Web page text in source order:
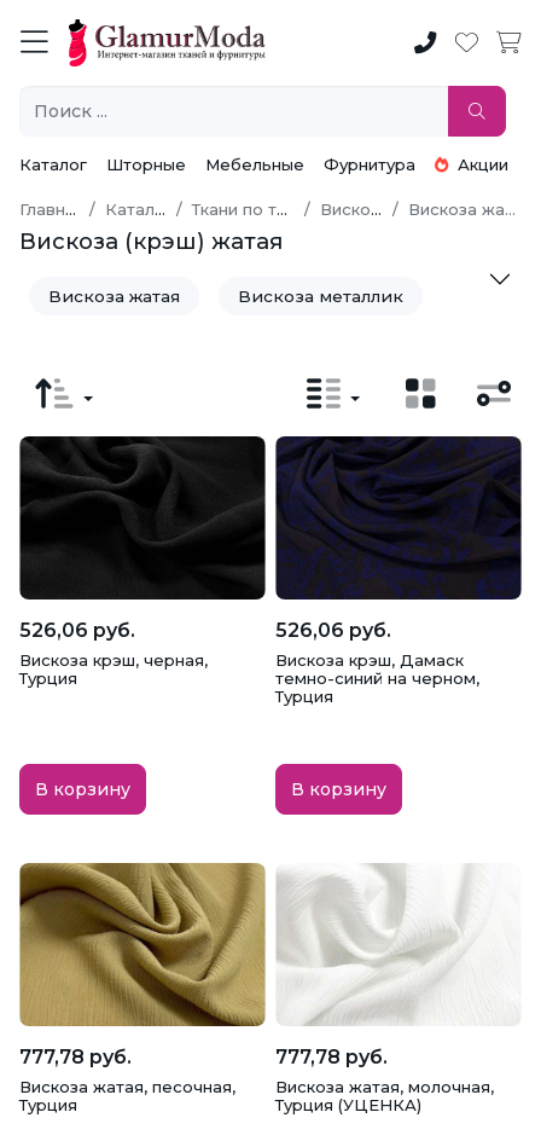
Каталог Шторные Мебельные Фурнитура Акции
Главная Каталог Ткани по типу Вискоза Вискоза жатая
Вискоза (крэш) жатая
Вискоза жатая Вискоза металлик
526,06 руб.
Вискоза крэш, черная,
Турция
В корзину
526,06 руб.
Вискоза крэш, Дамаск
темно-синий на черном,
Турция
В корзину
777,78 руб.
Вискоза жатая, песочная,
Турция
777,78 руб.
Вискоза жатая, молочная,
Турция (УЦЕНКА)